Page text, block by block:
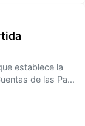
establece la
de las Pa...